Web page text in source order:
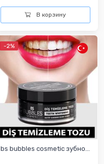
В корзину
-2%
bs bubbles cosmetic зубно...